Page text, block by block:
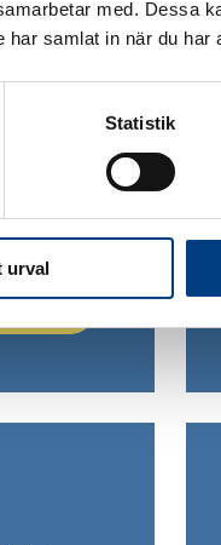
med. Dessa
samlat in när du har
Statistik
urval